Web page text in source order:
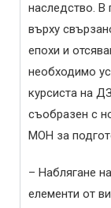
наследство. В
върху
епохи и
необходимо
курсиста на
съобразен с
МОН за
– Наблягане
елементи от